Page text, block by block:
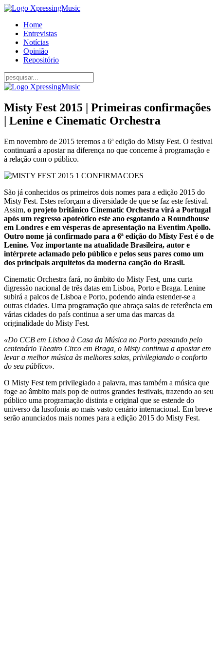
Home
Entrevistas
Notícias
Opinião
Repositório
Misty Fest 2015 | Primeiras confirmações
| Lenine e Cinematic Orchestra
Em novembro de 2015 teremos a 6ª edição do Misty Fest. O festival
continuará a apostar na diferença no que concerne à programação e
à relação com o público.
São já conhecidos os primeiros dois nomes para a edição 2015 do
Misty Fest. Estes reforçam a diversidade de que se faz este festival.
Assim, o projeto britânico Cinematic Orchestra virá a Portugal
após um regresso apoteótico este ano esgotando a Roundhouse
em Londres e em vésperas de apresentação na Eventim Apollo.
Outro nome já confirmado para a 6ª edição do Misty Fest é o de
Lenine. Voz importante na atualidade Brasileira, autor e
intérprete aclamado pelo público e pelos seus pares como um
dos principais arquitetos da moderna canção do Brasil.
Cinematic Orchestra fará, no âmbito do Misty Fest, uma curta
digressão nacional de três datas em Lisboa, Porto e Braga. Lenine
subirá a palcos de Lisboa e Porto, podendo ainda estender-se a
outras cidades. Uma programação que abraça salas de referência em
várias cidades do país continua a ser uma das marcas da
originalidade do Misty Fest.
«Do CCB em Lisboa à Casa da Música no Porto passando pelo
centenário Theatro Circo em Braga, o Misty continua a apostar em
levar a melhor música às melhores salas, privilegiando o conforto
do seu público».
O Misty Fest tem privilegiado a palavra, mas também a música que
foge ao âmbito mais pop de outros grandes festivais, trazendo ao seu
público uma programação distinta e original que se estende do
universo da lusofonia ao mais vasto cenário internacional. Em breve
serão anunciados mais nomes para a edição 2015 do Misty Fest.